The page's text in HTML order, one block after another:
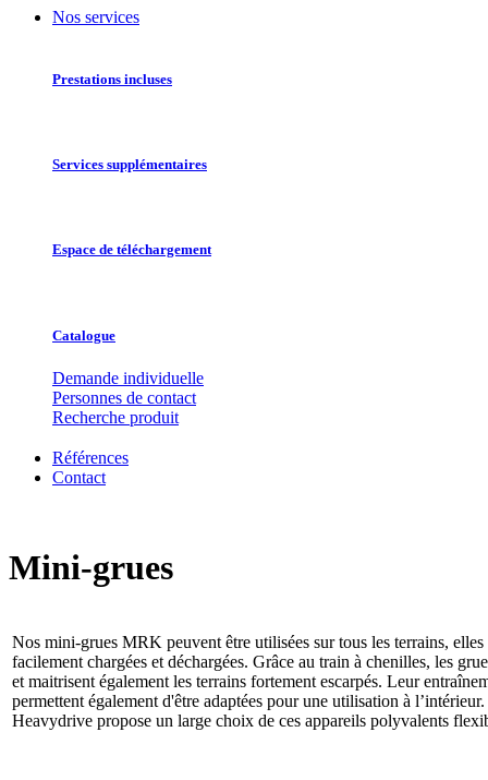
Nos services
Prestations incluses
Services supplémentaires
Espace de téléchargement
Catalogue
Demande individuelle
Personnes de contact
Recherche produit
Références
Contact
Mini-grues
Nos mini-grues MRK peuvent être utilisées sur tous les terrains,
facilement chargées et déchargées. Grâce au train à chenilles, les
et maitrisent également les terrains fortement escarpés. Leur
permettent également d'être adaptées pour une utilisation à
Heavydrive propose un large choix de ces appareils polyvalents